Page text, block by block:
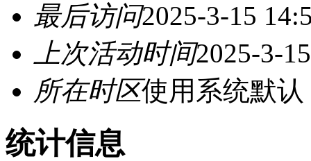
最后访问2025-3-15
上次活动时间2025-3-
所在时区使用系统默认
统计信息